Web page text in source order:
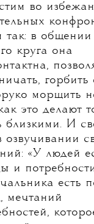
во
так: в
круга она
горбить
морщить
это делают
близкими. И
озвучивании
«У людей
и
есть
мечтаний